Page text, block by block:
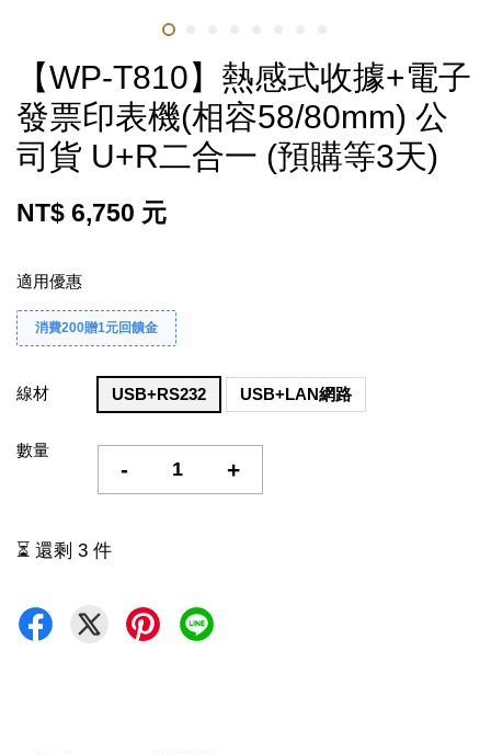
【WP-T810】熱感式收據+電子
發票印表機(相容58/80mm) 公
司貨 U+R二合一 (預購等3天)
NT$ 6,750 元
適用優惠
消費200贈1元回饋金
線材 USB+RS232 USB+LAN網路
數量
- +
⏳ 還剩 3 件